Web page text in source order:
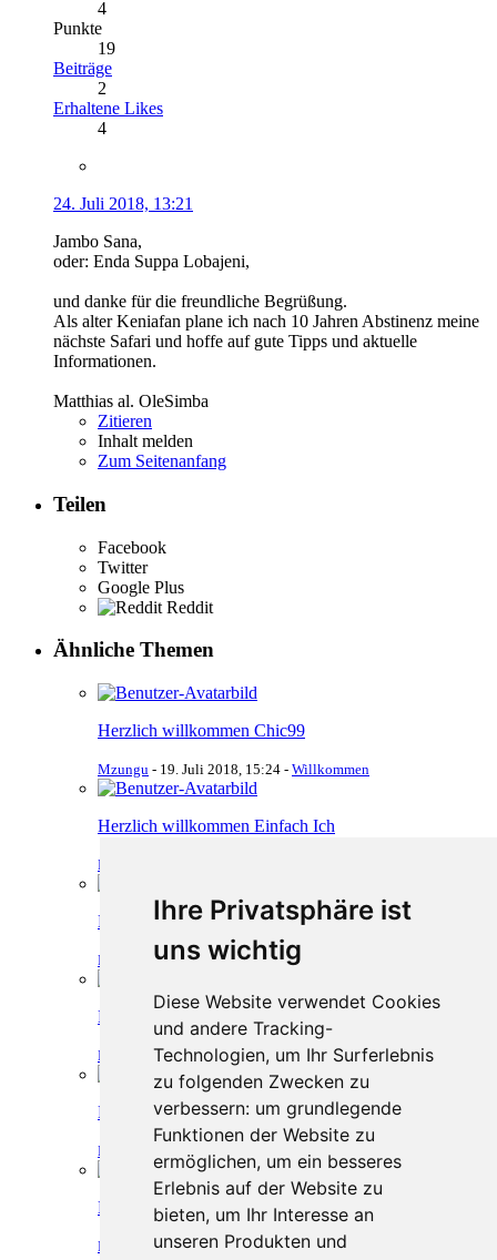
Ihre Privatsphäre ist
uns wichtig
Diese Website verwendet Cookies
und andere Tracking-
Technologien, um Ihr Surferlebnis
zu folgenden Zwecken zu
verbessern: um grundlegende
Funktionen der Website zu
ermöglichen, um ein besseres
Erlebnis auf der Website zu
bieten, um Ihr Interesse an
unseren Produkten und
4
Punkte
19
Beiträge
2
Erhaltene Likes
4
24. Juli 2018, 13:21
Jambo Sana,
oder: Enda Suppa Lobajeni,
und danke für die freundliche Begrüßung.
Als alter Keniafan plane ich nach 10 Jahren Abstinenz meine
nächste Safari und hoffe auf gute Tipps und aktuelle
Informationen.
Matthias al. OleSimba
Zitieren
Inhalt melden
Zum Seitenanfang
Teilen
Facebook
Twitter
Google Plus
Reddit
Ähnliche Themen
Herzlich willkommen Chic99
Mzungu - 19. Juli 2018, 15:24 - Willkommen
Herzlich willkommen Einfach Ich
Mzungu
Herzlich willkommen Kalinski
Mzungu -8. Juli 2018, 10:06-Willkommen
Herzlich willkommen Chris68
Mzungu -4. Juli 2018, 14:09 -Willkommen
Herzlich willkommen Trekkert
Mzungu
Herzlich willkommen eisenbieger
Mzungu -28. Juni 2018, 10:47-Willkommen